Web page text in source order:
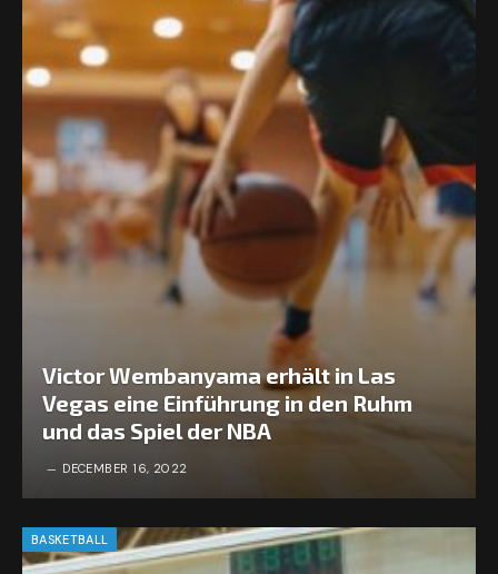
Victor Wembanyama erhält in Las
Vegas eine Einführung in den Ruhm
und das Spiel der NBA
DECEMBER 16, 2022
BASKETBALL